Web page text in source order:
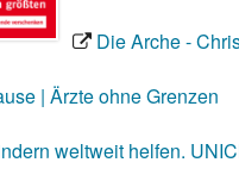
Die Arche -
| Ärzte ohne Grenzen
weltweit helfen.